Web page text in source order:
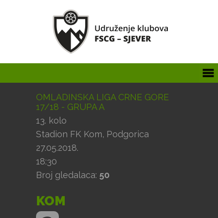
OMLADINSKA LIGA CRNE GORE
17/18 - GRUPA A
13. kolo
Stadion FK Kom, Podgorica
27.05.2018.
18:30
Broj gledalaca: 50
KOM